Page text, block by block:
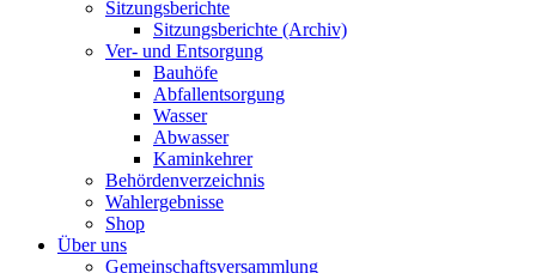
Sitzungsberichte
Sitzungsberichte (Archiv)
Ver- und Entsorgung
Bauhöfe
Abfallentsorgung
Wasser
Abwasser
Kaminkehrer
Behördenverzeichnis
Wahlergebnisse
Shop
Über uns
Gemeinschaftsversammlung